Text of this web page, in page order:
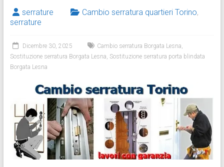
serrature Cambio serratura quartieri Torino,
serrature
Dicembre 30, 2025 Cambio serratura Borgata Lesna,
Sostituzione serratura Borgata Lesna, Sostituzione serratura porta blindata
Borgata Lesna